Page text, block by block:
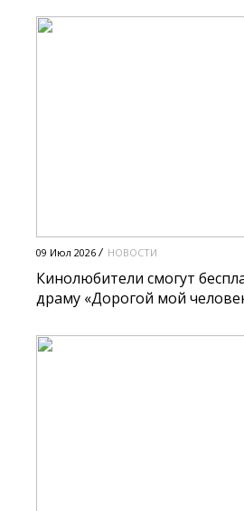
09 Июл 2026 НОВОСТИ
Кинолюбители смогут
драму «Дорогой мой